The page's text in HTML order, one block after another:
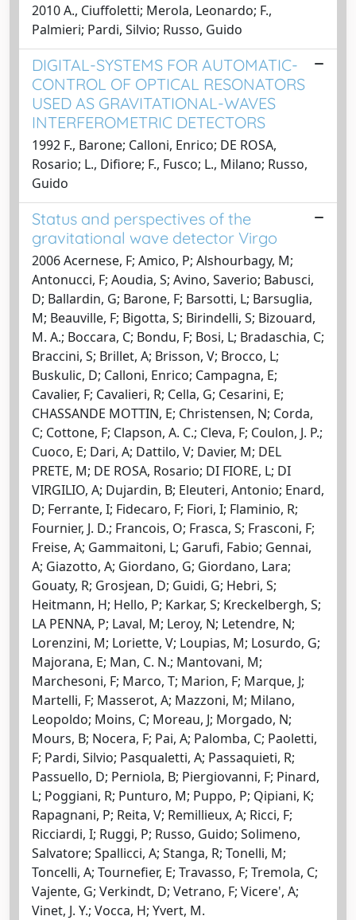
2010 A., Ciuffoletti; Merola, Leonardo; F.,
Palmieri; Pardi, Silvio; Russo, Guido
DIGITAL-SYSTEMS FOR AUTOMATIC-
CONTROL OF OPTICAL RESONATORS
USED AS GRAVITATIONAL-WAVES
INTERFEROMETRIC DETECTORS
1992 F., Barone; Calloni, Enrico; DE ROSA,
Rosario; L., Difiore; F., Fusco; L., Milano; Russo,
Guido
Status and perspectives of the
gravitational wave detector Virgo
2006 Acernese, F; Amico, P; Alshourbagy, M;
Antonucci, F; Aoudia, S; Avino, Saverio; Babusci,
D; Ballardin, G; Barone, F; Barsotti, L; Barsuglia,
M; Beauville, F; Bigotta, S; Birindelli, S; Bizouard,
M. A.; Boccara, C; Bondu, F; Bosi, L; Bradaschia, C;
Braccini, S; Brillet, A; Brisson, V; Brocco, L;
Buskulic, D; Calloni, Enrico; Campagna, E;
Cavalier, F; Cavalieri, R; Cella, G; Cesarini, E;
CHASSANDE MOTTIN, E; Christensen, N; Corda,
C; Cottone, F; Clapson, A. C.; Cleva, F; Coulon, J. P.;
Cuoco, E; Dari, A; Dattilo, V; Davier, M; DEL
PRETE, M; DE ROSA, Rosario; DI FIORE, L; DI
VIRGILIO, A; Dujardin, B; Eleuteri, Antonio; Enard,
D; Ferrante, I; Fidecaro, F; Fiori, I; Flaminio, R;
Fournier, J. D.; Francois, O; Frasca, S; Frasconi, F;
Freise, A; Gammaitoni, L; Garufi, Fabio; Gennai,
A; Giazotto, A; Giordano, G; Giordano, Lara;
Gouaty, R; Grosjean, D; Guidi, G; Hebri, S;
Heitmann, H; Hello, P; Karkar, S; Kreckelbergh, S;
LA PENNA, P; Laval, M; Leroy, N; Letendre, N;
Lorenzini, M; Loriette, V; Loupias, M; Losurdo, G;
Majorana, E; Man, C. N.; Mantovani, M;
Marchesoni, F; Marco, T; Marion, F; Marque, J;
Martelli, F; Masserot, A; Mazzoni, M; Milano,
Leopoldo; Moins, C; Moreau, J; Morgado, N;
Mours, B; Nocera, F; Pai, A; Palomba, C; Paoletti,
F; Pardi, Silvio; Pasqualetti, A; Passaquieti, R;
Passuello, D; Perniola, B; Piergiovanni, F; Pinard,
L; Poggiani, R; Punturo, M; Puppo, P; Qipiani, K;
Rapagnani, P; Reita, V; Remillieux, A; Ricci, F;
Ricciardi, I; Ruggi, P; Russo, Guido; Solimeno,
Salvatore; Spallicci, A; Stanga, R; Tonelli, M;
Toncelli, A; Tournefier, E; Travasso, F; Tremola, C;
Vajente, G; Verkindt, D; Vetrano, F; Vicere', A;
Vinet, J. Y.; Vocca, H; Yvert, M.